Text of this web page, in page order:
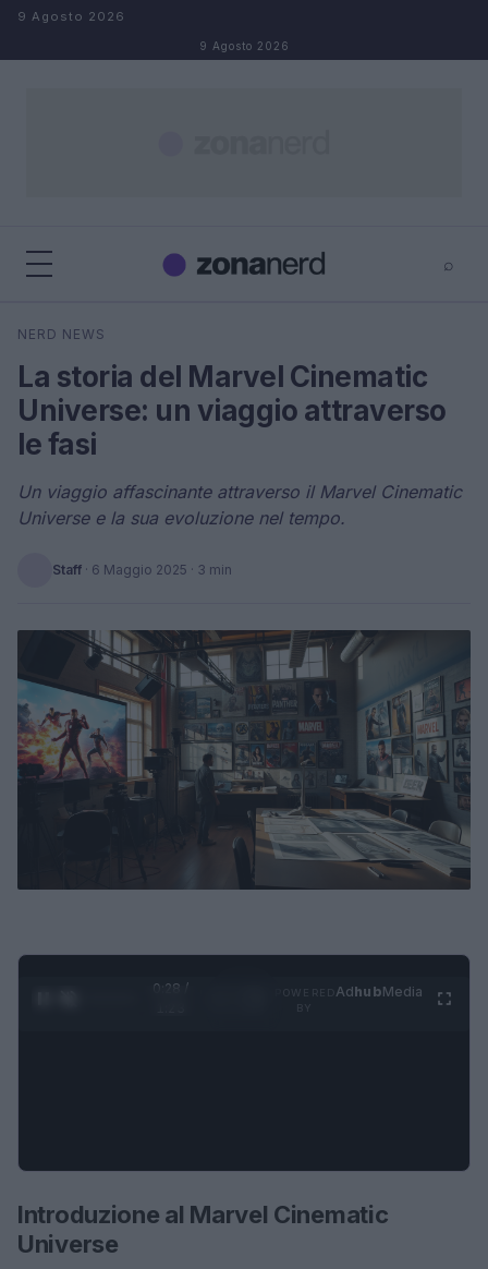
Salta al contenuto
9 Agosto 2026
9 Agosto 2026
⌕
Cerca
NERD NEWS
La storia del Marvel Cinematic
Universe: un viaggio attraverso
le fasi
Un viaggio affascinante attraverso il Marvel Cinematic
Universe e la sua evoluzione nel tempo.
Staff · 6 Maggio 2025 · 3 min
0:28 /
AdhubMedia
Introduzione al Marvel Cinematic
Universe